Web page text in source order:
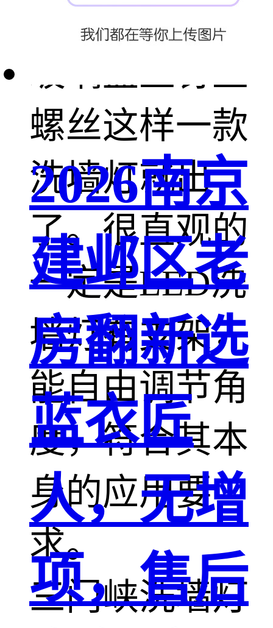
等问题。然后
玻璃盖上钉上
螺丝这样一款
洗墙灯就出
了。很直观的
一定是LED洗
墙灯有支架，
能自由调节角
度，符合其本
身的应用要
求。
三门峡洗墙灯
2026南京
建邺区老
房翻新选
蓝衣匠
人，无增
项，售后